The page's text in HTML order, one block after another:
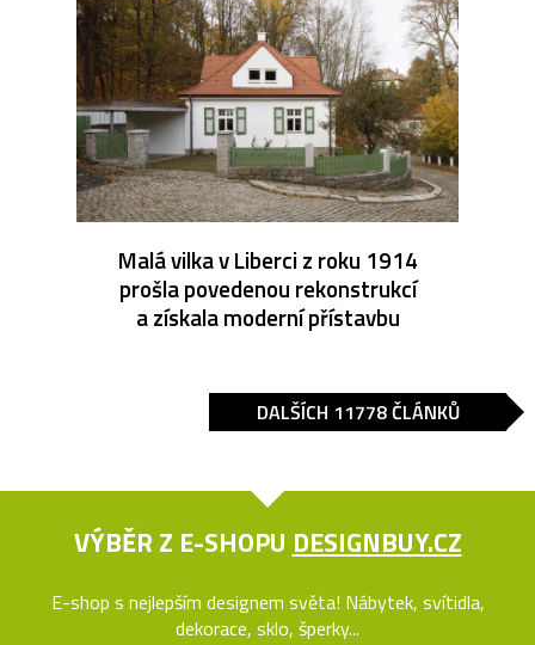
Malá vilka v Liberci z roku 1914
prošla povedenou rekonstrukcí
a získala moderní přístavbu
DALŠÍCH 11778 ČLÁNKŮ
VÝBĚR Z E-SHOPU DESIGNBUY.CZ
E-shop s nejlepším designem světa! Nábytek, svítidla,
dekorace, sklo, šperky...